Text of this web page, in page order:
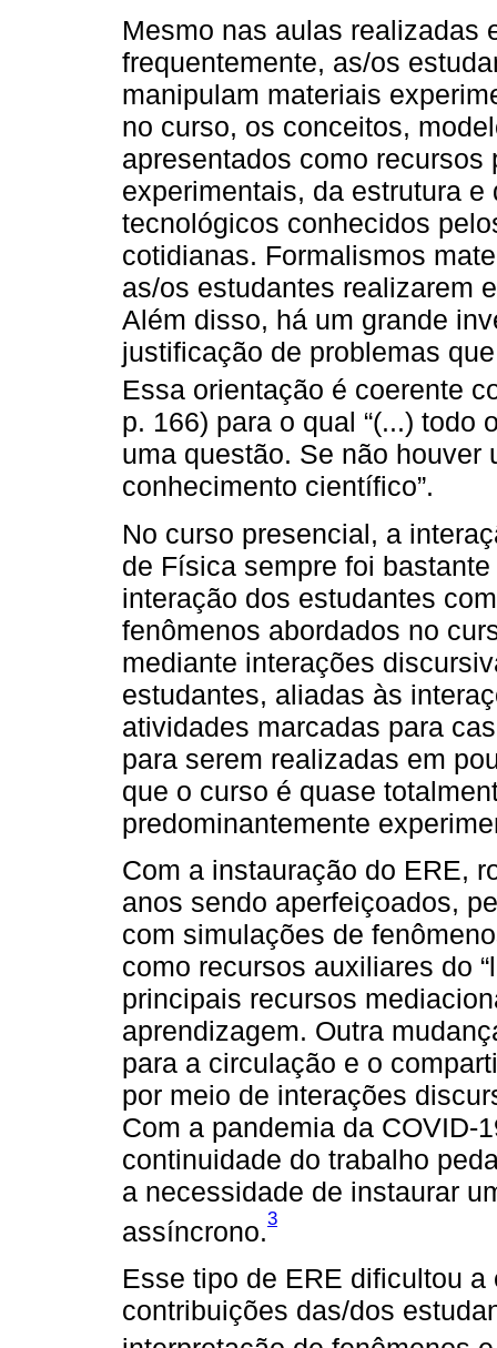
Mesmo nas aulas realizadas
frequentemente, as/os
manipulam materiais
no curso, os conceitos,
apresentados como
experimentais, da estrutura
tecnológicos conhecidos
cotidianas. Formalismos
as/os estudantes realizarem
Além disso, há um grande
justificação de problemas
Essa orientação é coerente
p. 166) para o qual “(...) todo
uma questão. Se não houver
conhecimento científico”.
No curso presencial, a
de Física sempre foi
interação dos estudantes
fenômenos abordados no
mediante interações
estudantes, aliadas às
atividades marcadas para
para serem realizadas em
que o curso é quase
predominantemente
Com a instauração do ERE,
anos sendo aperfeiçoados,
com simulações de
como recursos auxiliares do
principais recursos
aprendizagem. Outra
para a circulação e o
por meio de interações
Com a pandemia da COVID-
continuidade do trabalho
a necessidade de instaurar
assíncrono.3
Esse tipo de ERE dificultou
contribuições das/dos